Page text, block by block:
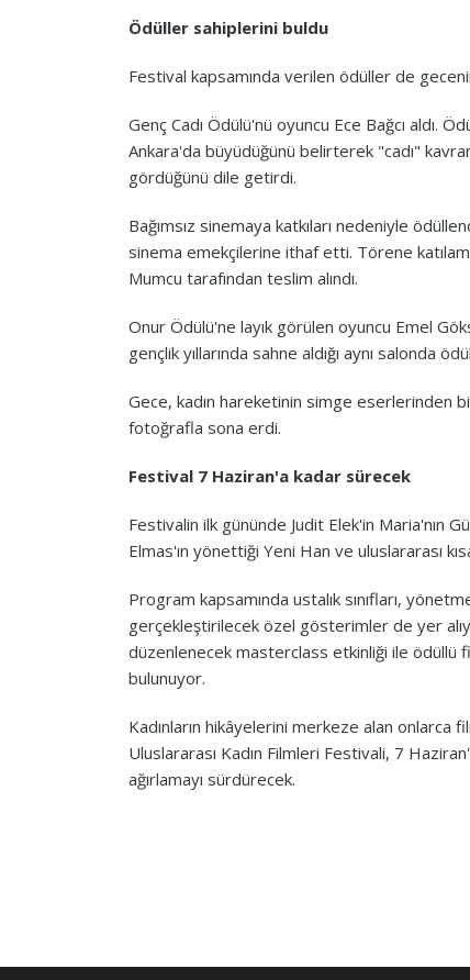
Ödüller sahiplerini buldu
Festival kapsamında verilen ödüller de
Genç Cadı Ödülü'nü oyuncu Ece Bağcı aldı.
Ankara'da büyüdüğünü belirterek "cadı"
gördüğünü dile getirdi.
Bağımsız sinemaya katkıları nedeniyle
sinema emekçilerine ithaf etti. Törene
Mumcu tarafından teslim alındı.
Onur Ödülü'ne layık görülen oyuncu Emel
gençlik yıllarında sahne aldığı aynı salonda
Gece, kadın hareketinin simge eserlerinden
fotoğrafla sona erdi.
Festival 7 Haziran'a kadar sürecek
Festivalin ilk gününde Judit Elek'in Maria'nın
Elmas'ın yönettiği Yeni Han ve uluslararası
Program kapsamında ustalık sınıfları,
gerçekleştirilecek özel gösterimler de yer
düzenlenecek masterclass etkinliği ile ödüllü
bulunuyor.
Kadınların hikâyelerini merkeze alan onlarca
Uluslararası Kadın Filmleri Festivali, 7
ağırlamayı sürdürecek.